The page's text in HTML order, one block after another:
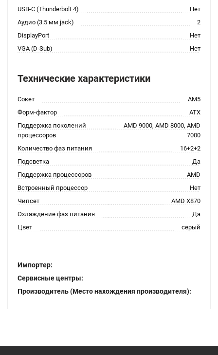
USB-C (Thunderbolt 4)
Нет
Аудио (3.5 мм jack)
2
DisplayPort
Нет
VGA (D-Sub)
Нет
Технические характеристики
Сокет
AM5
Форм-фактор
ATX
Поддержка поколений
процессоров
AMD 9000, AMD 8000, AMD
7000
Количество фаз питания
16+2+2
Подсветка
Да
Поддержка процессоров
AMD
Встроенный процессор
Нет
Чипсет
AMD X870
Охлаждение фаз питания
Да
Цвет
серый
Импортер:
Сервисные центры:
Производитель (Место нахождения производителя):